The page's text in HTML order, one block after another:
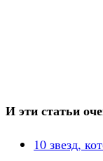
И эти статьи
10 звезд,